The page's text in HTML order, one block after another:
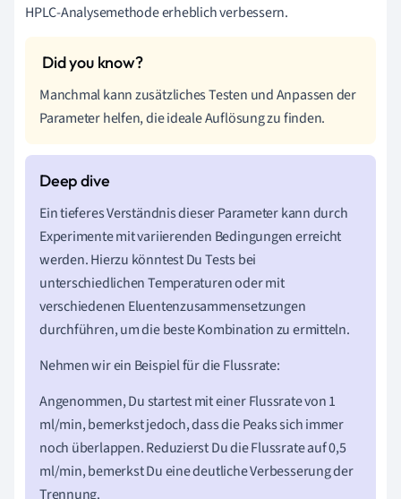
HPLC-Analysemethode erheblich verbessern.
Manchmal kann zusätzliches Testen und Anpassen der
Parameter helfen, die ideale Auflösung zu finden.
Ein tieferes Verständnis dieser Parameter kann durch
Experimente mit variierenden Bedingungen erreicht
werden. Hierzu könntest Du Tests bei
unterschiedlichen Temperaturen oder mit
verschiedenen Eluentenzusammensetzungen
durchführen, um die beste Kombination zu ermitteln.
Nehmen wir ein Beispiel für die Flussrate:
Angenommen, Du startest mit einer Flussrate von 1
ml/min, bemerkst jedoch, dass die Peaks sich immer
noch überlappen. Reduzierst Du die Flussrate auf 0,5
ml/min, bemerkst Du eine deutliche Verbesserung der
Trennung.